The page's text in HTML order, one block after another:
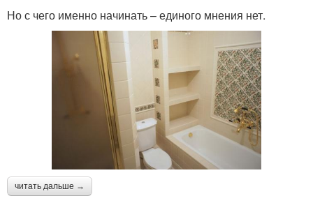
Но с чего именно начинать – единого мнения нет.
читать дальше →